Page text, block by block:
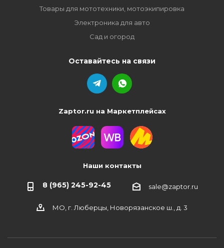
Товары для мототехники, мотоэкипировка
Электроника для авто
Сад и огород
Оставайтесь на связи
Zaptor.ru на Маркетплейсах
Наши контакты
8 (965) 245-92-45 sale@zaptor.ru
МО, г. Люберцы, Новорязанское ш., д. 3